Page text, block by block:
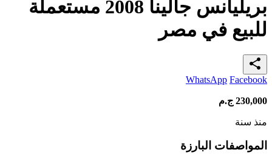
بريليانس جالينا 2008 مستعملة
للبيع في مصر
share
WhatsApp Facebook
230,000 ج.م
منذ سنة
المواصفات البارزة